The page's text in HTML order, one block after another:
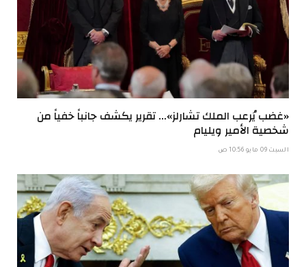
«غضب يُرعب الملك تشارلز»… تقرير يكشف جانباً خفياً من
شخصية الأمير ويليام
السبت 09 مايو 10:56 ص